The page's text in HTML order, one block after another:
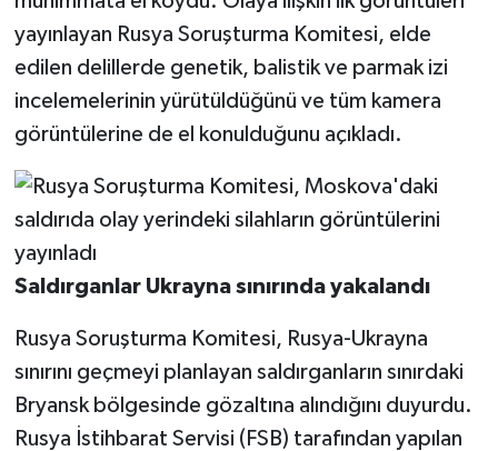
yayınlayan Rusya Soruşturma Komitesi, elde
edilen delillerde genetik, balistik ve parmak izi
incelemelerinin yürütüldüğünü ve tüm kamera
görüntülerine de el konulduğunu açıkladı.
Saldırganlar Ukrayna sınırında yakalandı
Rusya Soruşturma Komitesi, Rusya-Ukrayna
sınırını geçmeyi planlayan saldırganların sınırdaki
Bryansk bölgesinde gözaltına alındığını duyurdu.
Rusya İstihbarat Servisi (FSB) tarafından yapılan